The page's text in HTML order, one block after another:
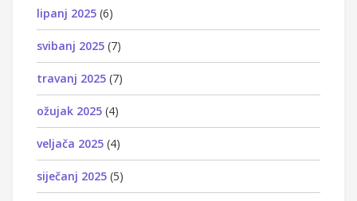
lipanj 2025 (6)
svibanj 2025 (7)
travanj 2025 (7)
ožujak 2025 (4)
veljača 2025 (4)
siječanj 2025 (5)